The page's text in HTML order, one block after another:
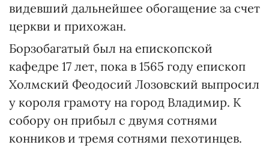
видевший дальнейшее обогащение за счет
церкви и прихожан.
Борзобагатый был на епископской
кафедре 17 лет, пока в 1565 году епископ
Холмский Феодосий Лозовский выпросил
у короля грамоту на город Владимир. К
собору он прибыл с двумя сотнями
конников и тремя сотнями пехотинцев.